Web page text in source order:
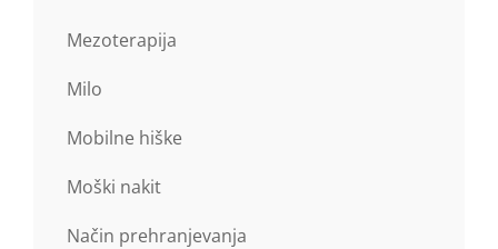
Mezoterapija
Milo
Mobilne hiške
Moški nakit
Način prehranjevanja